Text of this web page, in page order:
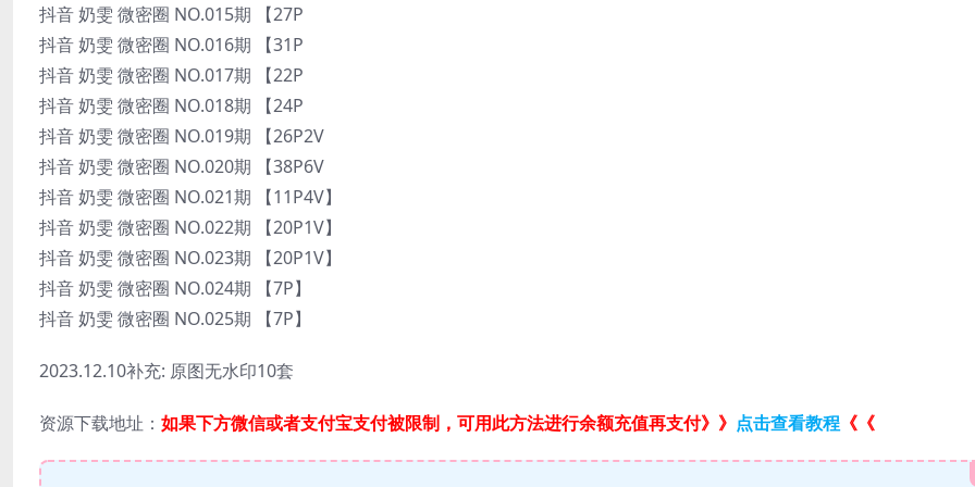
抖音 奶雯 微密圈 NO.015期 【27P
抖音 奶雯 微密圈 NO.016期 【31P
抖音 奶雯 微密圈 NO.017期 【22P
抖音 奶雯 微密圈 NO.018期 【24P
抖音 奶雯 微密圈 NO.019期 【26P2V
抖音 奶雯 微密圈 NO.020期 【38P6V
抖音 奶雯 微密圈 NO.021期 【11P4V】
抖音 奶雯 微密圈 NO.022期 【20P1V】
抖音 奶雯 微密圈 NO.023期 【20P1V】
抖音 奶雯 微密圈 NO.024期 【7P】
抖音 奶雯 微密圈 NO.025期 【7P】
2023.12.10补充: 原图无水印10套
资源下载地址： 如果下方微信或者支付宝支付被限制，可用此方法进行余额充值再支付》》 点击查看教程 《《